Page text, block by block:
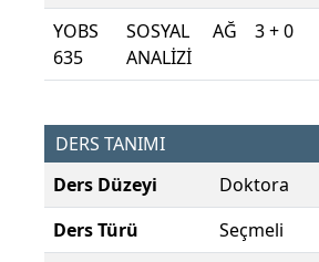
YOBS
635
SOSYAL AĞ
ANALİZİ
3 + 0
DERS TANIMI
Ders Düzeyi
Doktora
Ders Türü
Seçmeli